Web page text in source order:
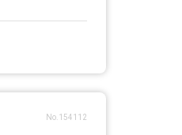
No.154112